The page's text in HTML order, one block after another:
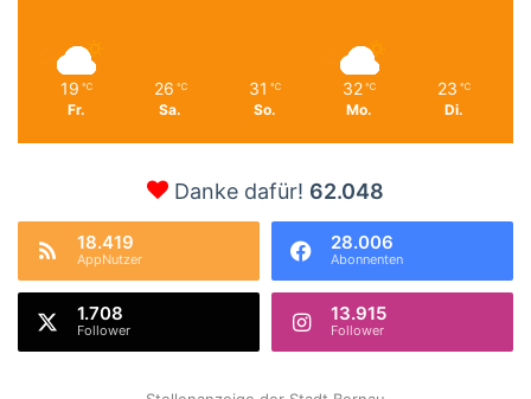
19 ℃
Fr.
26 ℃
Sa.
31 ℃
So.
32 ℃
Mo.
23 ℃
Di.
Danke dafür! 62.048
18.419
AppNutzer
28.006
Abonnenten
1.708
Follower
13.915
Follower